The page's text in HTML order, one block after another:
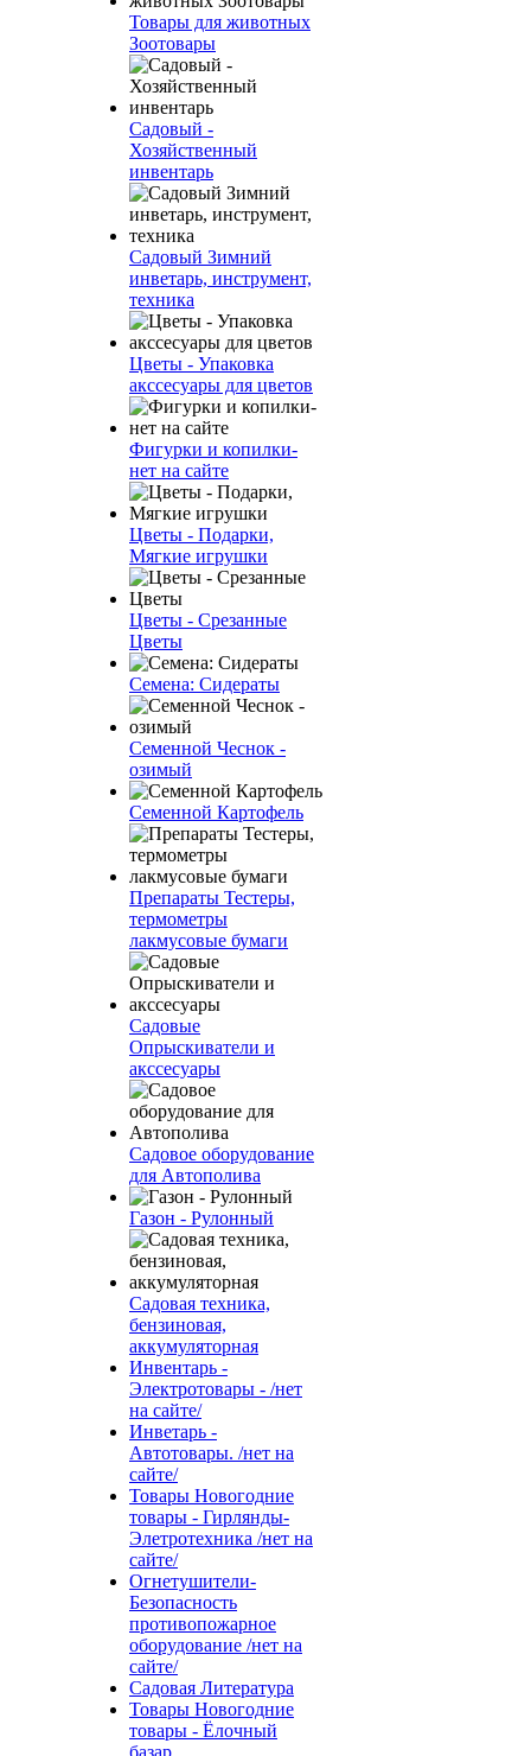
Товары для животных
Зоотовары
Садовый -
Хозяйственный
инвентарь
Садовый Зимний
инветарь, инструмент,
техника
Цветы - Упаковка
акссесуары для цветов
Фигурки и копилки-
нет на сайте
Цветы - Подарки,
Мягкие игрушки
Цветы - Срезанные
Цветы
Семена: Сидераты
Семенной Чеснок -
озимый
Семенной Картофель
Препараты Тестеры,
термометры
лакмусовые бумаги
Садовые
Опрыскиватели и
акссесуары
Садовое оборудование
для Автополива
Газон - Рулонный
Садовая техника,
бензиновая,
аккумуляторная
Инвентарь -
Электротовары - /нет
на сайте/
Инветарь -
Автотовары. /нет на
сайте/
Товары Новогодние
товары - Гирлянды-
Элетротехника /нет на
сайте/
Огнетушители-
Безопасность
противопожарное
оборудование /нет на
сайте/
Садовая Литература
Товары Новогодние
товары - Ёлочный
базар